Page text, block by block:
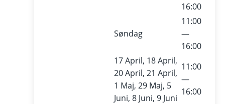
16:00
Søndag
11:00
—
16:00
17 April, 18 April,
20 April, 21 April,
1 Maj, 29 Maj, 5
Juni, 8 Juni, 9 Juni
11:00
—
16:00